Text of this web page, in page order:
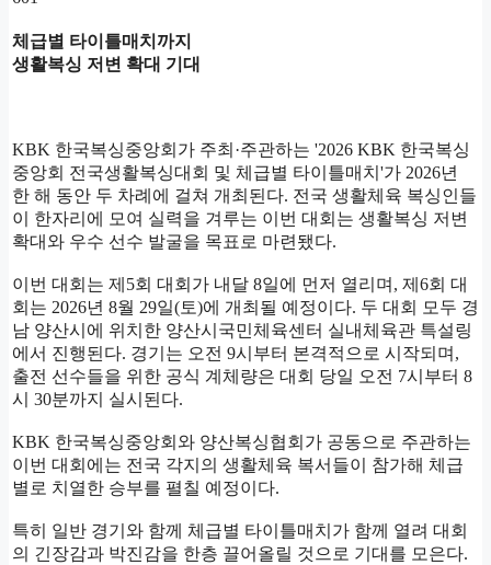
체급별 타이틀매치까지
생활복싱 저변 확대 기대
KBK 한국복싱중앙회가 주최·주관하는 '2026 KBK 한국복싱
중앙회 전국생활복싱대회 및 체급별 타이틀매치'가 2026년
한 해 동안 두 차례에 걸쳐 개최된다. 전국 생활체육 복싱인들
이 한자리에 모여 실력을 겨루는 이번 대회는 생활복싱 저변
확대와 우수 선수 발굴을 목표로 마련됐다.
이번 대회는 제5회 대회가 내달 8일에 먼저 열리며, 제6회 대
회는 2026년 8월 29일(토)에 개최될 예정이다. 두 대회 모두 경
남 양산시에 위치한 양산시국민체육센터 실내체육관 특설링
에서 진행된다. 경기는 오전 9시부터 본격적으로 시작되며,
출전 선수들을 위한 공식 계체량은 대회 당일 오전 7시부터 8
시 30분까지 실시된다.
KBK 한국복싱중앙회와 양산복싱협회가 공동으로 주관하는
이번 대회에는 전국 각지의 생활체육 복서들이 참가해 체급
별로 치열한 승부를 펼칠 예정이다.
특히 일반 경기와 함께 체급별 타이틀매치가 함께 열려 대회
의 긴장감과 박진감을 한층 끌어올릴 것으로 기대를 모은다.